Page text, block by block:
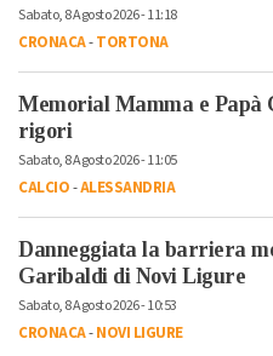
Sabato, 8 Agosto 2026 - 11:18
CRONACA-TORTONA
Memorial Mamma e Papà
rigori
Sabato, 8 Agosto 2026 - 11:05
CALCIO-ALESSANDRIA
Danneggiata la barriera
Garibaldi di Novi Ligure
Sabato, 8 Agosto 2026 - 10:53
CRONACA-NOVI LIGURE